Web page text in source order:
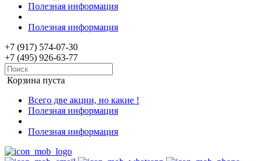
Полезная информация
Полезная информация
+7 (917) 574-07-30
+7 (495) 926-63-77
Корзина пуста
Всего две акции, но какие !
Полезная информация
Полезная информация